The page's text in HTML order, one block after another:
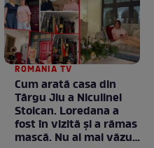
ROMANIA TV
Cum arată casa din
Târgu Jiu a Niculinei
Stoican. Loredana a
fost în vizită și a rămas
mască. Nu ai mai văzut